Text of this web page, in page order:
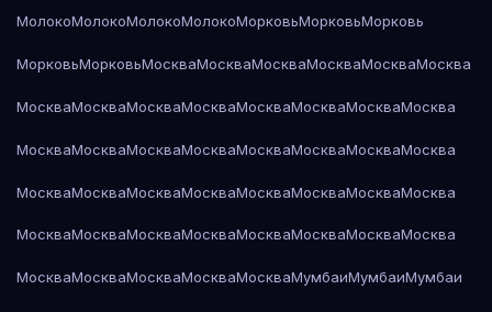
МолокоМолокоМолокоМолокоМорковьМорковьМорковь
МорковьМорковьМоскваМоскваМоскваМоскваМоскваМосква
МоскваМоскваМоскваМоскваМоскваМоскваМоскваМосква
МоскваМоскваМоскваМоскваМоскваМоскваМоскваМосква
МоскваМоскваМоскваМоскваМоскваМоскваМоскваМосква
МоскваМоскваМоскваМоскваМоскваМоскваМоскваМосква
МоскваМоскваМоскваМоскваМоскваМумбаиМумбаиМумбаи